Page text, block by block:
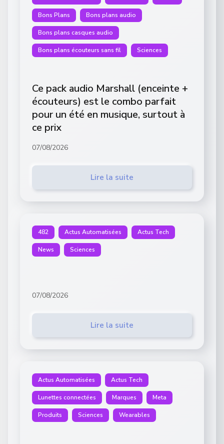
Bons Plans Bons plans audio
Bons plans casques audio
Bons plans écouteurs sans fil Sciences
Ce pack audio Marshall (enceinte +
écouteurs) est le combo parfait
pour un été en musique, surtout à
ce prix
07/08/2026
Lire la suite
482 Actus Automatisées Actus Tech
News Sciences
07/08/2026
Lire la suite
Actus Automatisées Actus Tech
Lunettes connectées Marques Meta
Produits Sciences Wearables